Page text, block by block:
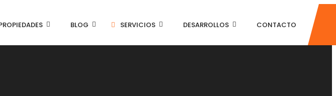
BLOG SERVICIOS DESARROLLOS CONTACTO